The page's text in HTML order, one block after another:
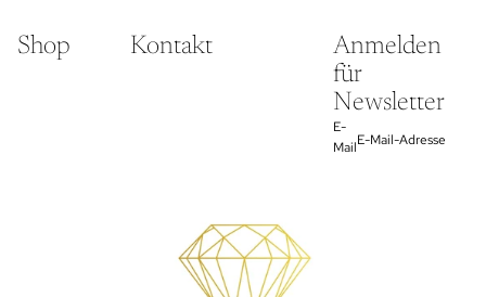
Shop Kontakt
Anmelden
für
Newsletter
E-
Mail